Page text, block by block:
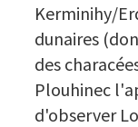
Kerminihy/
dunaires
des
Plouhinec
d'observer